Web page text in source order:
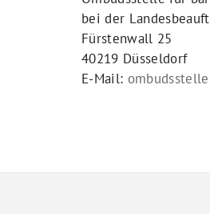
bei der
Fürstenwall 25
40219 Düsseldorf
E-Mail: